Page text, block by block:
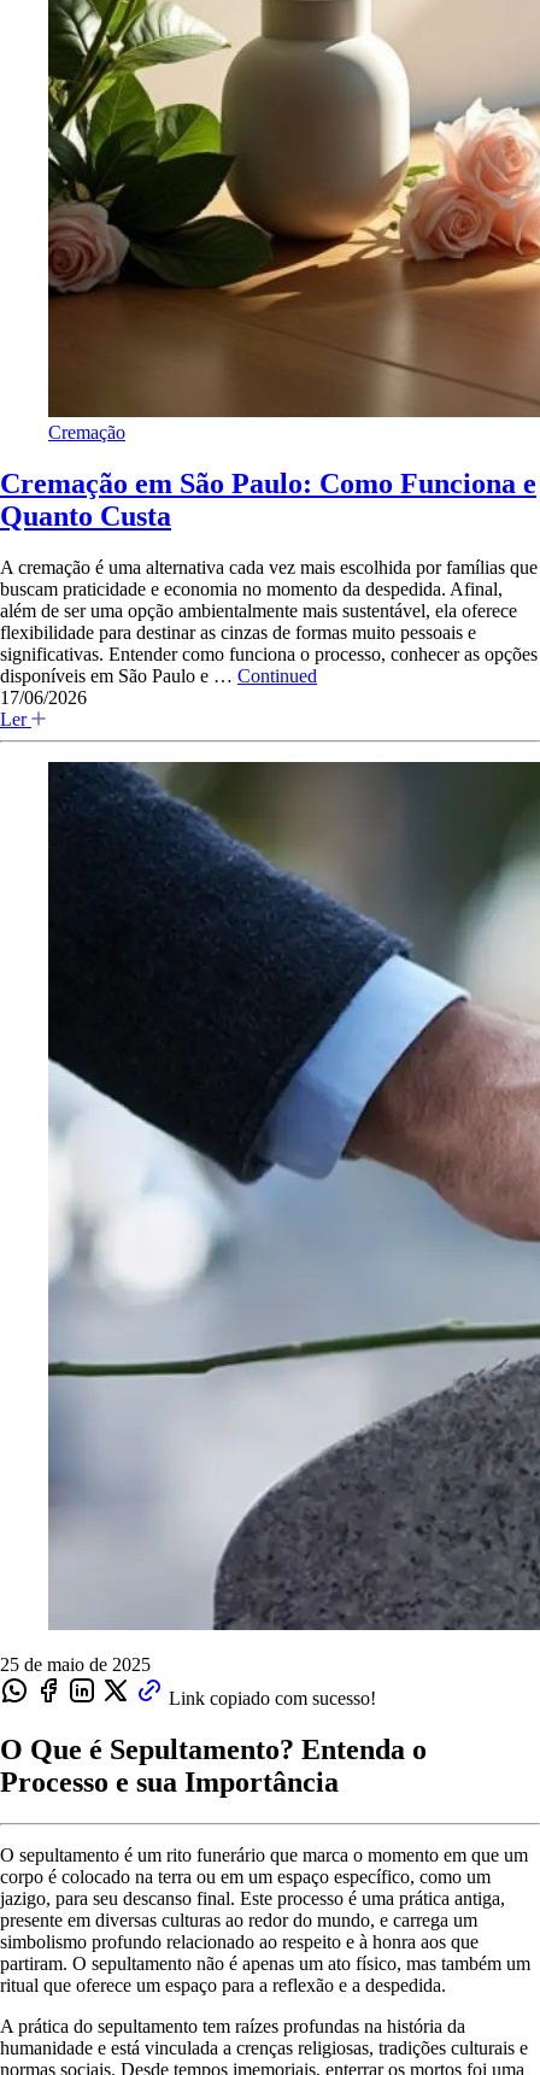
Cremação
Cremação em São Paulo: Como Funciona e
Quanto Custa
A cremação é uma alternativa cada vez mais escolhida por famílias que
buscam praticidade e economia no momento da despedida. Afinal,
além de ser uma opção ambientalmente mais sustentável, ela oferece
flexibilidade para destinar as cinzas de formas muito pessoais e
significativas. Entender como funciona o processo, conhecer as opções
disponíveis em São Paulo e … Continued
17/06/2026
Ler
25 de maio de 2025
Link copiado com sucesso!
O Que é Sepultamento? Entenda o
Processo e sua Importância
O sepultamento é um rito funerário que marca o momento em que um
corpo é colocado na terra ou em um espaço específico, como um
jazigo, para seu descanso final. Este processo é uma prática antiga,
presente em diversas culturas ao redor do mundo, e carrega um
simbolismo profundo relacionado ao respeito e à honra aos que
partiram. O sepultamento não é apenas um ato físico, mas também um
ritual que oferece um espaço para a reflexão e a despedida.
A prática do sepultamento tem raízes profundas na história da
humanidade e está vinculada a crenças religiosas, tradições culturais e
normas sociais. Desde tempos imemoriais, enterrar os mortos foi uma